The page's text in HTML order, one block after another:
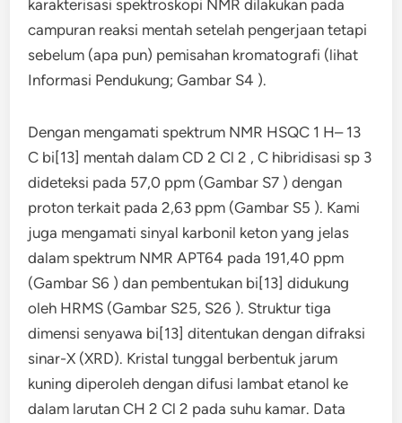
karakterisasi spektroskopi NMR dilakukan pada
campuran reaksi mentah setelah pengerjaan tetapi
sebelum (apa pun) pemisahan kromatografi (lihat
Informasi Pendukung; Gambar S4 ).
Dengan mengamati spektrum NMR HSQC 1 H– 13
C bi[13] mentah dalam CD 2 Cl 2 , C hibridisasi sp 3
dideteksi pada 57,0 ppm (Gambar S7 ) dengan
proton terkait pada 2,63 ppm (Gambar S5 ). Kami
juga mengamati sinyal karbonil keton yang jelas
dalam spektrum NMR APT64 pada 191,40 ppm
(Gambar S6 ) dan pembentukan bi[13] didukung
oleh HRMS (Gambar S25, S26 ). Struktur tiga
dimensi senyawa bi[13] ditentukan dengan difraksi
sinar-X (XRD). Kristal tunggal berbentuk jarum
kuning diperoleh dengan difusi lambat etanol ke
dalam larutan CH 2 Cl 2 pada suhu kamar. Data